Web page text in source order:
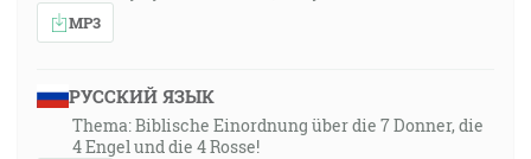
MP3
РУССКИЙ ЯЗЫК
Thema: Biblische Einordnung über die 7 Donner, die
4 Engel und die 4 Rosse!